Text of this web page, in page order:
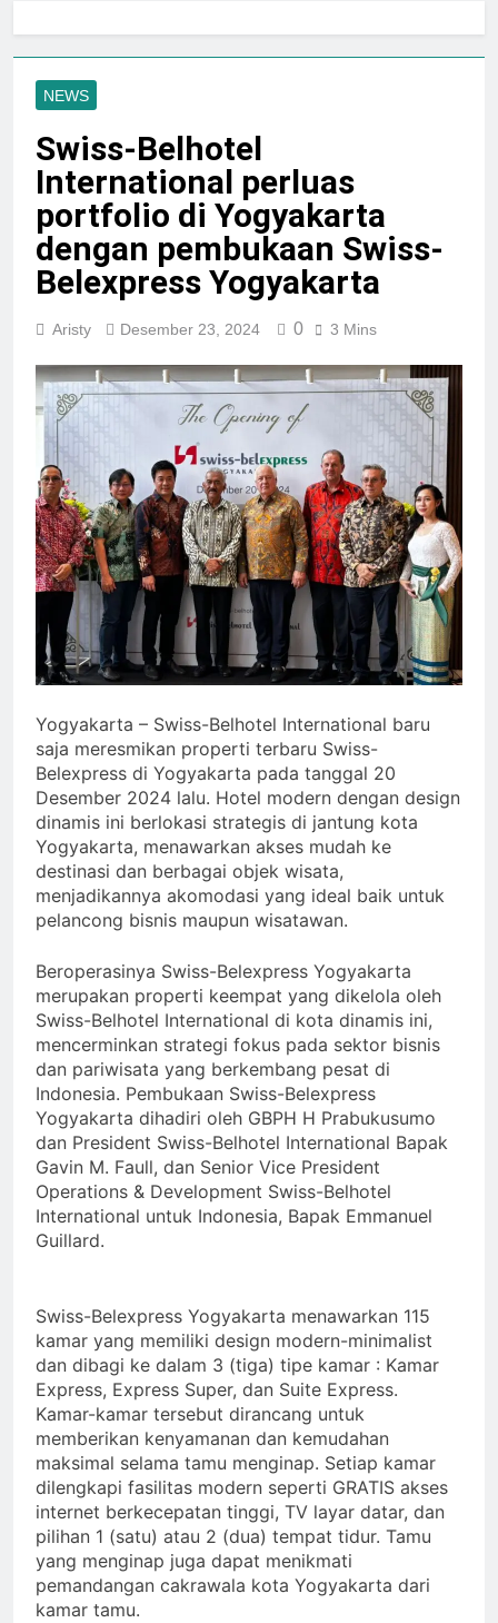
Agustus 2026 Dengan Tema
Nation Heritage
Plaza Ambarrukmo Rayakan
Hingga 80% Dan Rangkaian
Event Spesial
NEWS
Swiss-Belhotel
International perluas
portfolio di Yogyakarta
dengan pembukaan Swiss-
Belexpress Yogyakarta
Aristy Desember 23, 2024 0 3 Mins
Yogyakarta – Swiss-Belhotel International baru
saja meresmikan properti terbaru Swiss-
Belexpress di Yogyakarta pada tanggal 20
Desember 2024 lalu. Hotel modern dengan design
dinamis ini berlokasi strategis di jantung kota
Yogyakarta, menawarkan akses mudah ke
destinasi dan berbagai objek wisata,
menjadikannya akomodasi yang ideal baik untuk
pelancong bisnis maupun wisatawan.
Beroperasinya Swiss-Belexpress Yogyakarta
merupakan properti keempat yang dikelola oleh
Swiss-Belhotel International di kota dinamis ini,
mencerminkan strategi fokus pada sektor bisnis
dan pariwisata yang berkembang pesat di
Indonesia. Pembukaan Swiss-Belexpress
Yogyakarta dihadiri oleh GBPH H Prabukusumo
dan President Swiss-Belhotel International Bapak
Gavin M. Faull, dan Senior Vice President
Operations & Development Swiss-Belhotel
International untuk Indonesia, Bapak Emmanuel
Guillard.
Swiss-Belexpress Yogyakarta menawarkan 115
kamar yang memiliki design modern-minimalist
dan dibagi ke dalam 3 (tiga) tipe kamar : Kamar
Express, Express Super, dan Suite Express.
Kamar-kamar tersebut dirancang untuk
memberikan kenyamanan dan kemudahan
maksimal selama tamu menginap. Setiap kamar
dilengkapi fasilitas modern seperti GRATIS akses
internet berkecepatan tinggi, TV layar datar, dan
pilihan 1 (satu) atau 2 (dua) tempat tidur. Tamu
yang menginap juga dapat menikmati
pemandangan cakrawala kota Yogyakarta dari
kamar tamu.